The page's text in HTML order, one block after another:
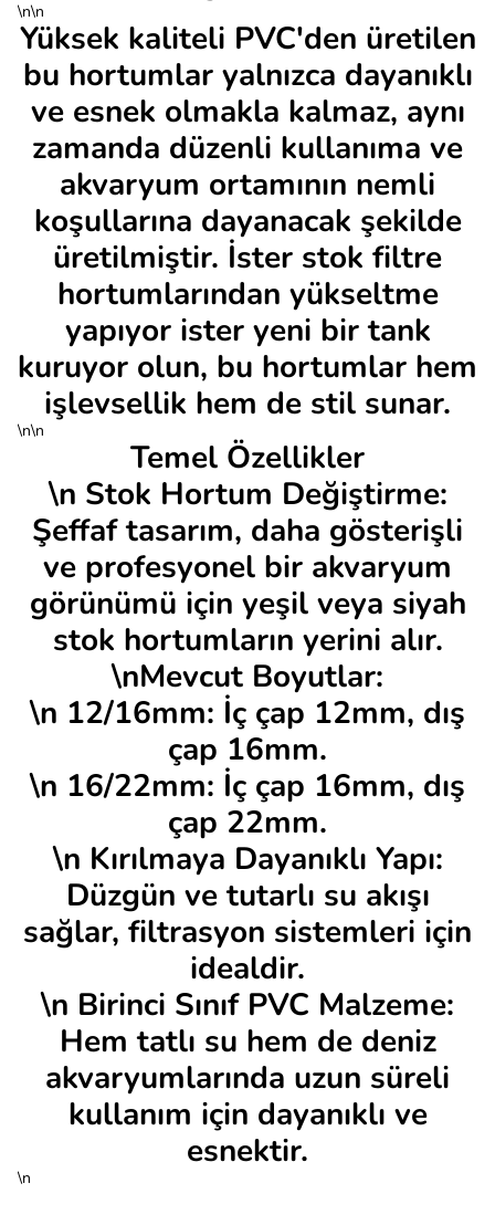
\n\n
Yüksek kaliteli PVC'den üretilen
bu hortumlar yalnızca dayanıklı
ve esnek olmakla kalmaz, aynı
zamanda düzenli kullanıma ve
akvaryum ortamının nemli
koşullarına dayanacak şekilde
üretilmiştir. İster stok filtre
hortumlarından yükseltme
yapıyor ister yeni bir tank
kuruyor olun, bu hortumlar hem
işlevsellik hem de stil sunar.
\n\n
Temel Özellikler
\n Stok Hortum Değiştirme:
Şeffaf tasarım, daha gösterişli
ve profesyonel bir akvaryum
görünümü için yeşil veya siyah
stok hortumların yerini alır.
\nMevcut Boyutlar:
\n 12/16mm: İç çap 12mm, dış
çap 16mm.
\n 16/22mm: İç çap 16mm, dış
çap 22mm.
\n Kırılmaya Dayanıklı Yapı:
Düzgün ve tutarlı su akışı
sağlar, filtrasyon sistemleri için
idealdir.
\n Birinci Sınıf PVC Malzeme:
Hem tatlı su hem de deniz
akvaryumlarında uzun süreli
kullanım için dayanıklı ve
esnektir.
\n